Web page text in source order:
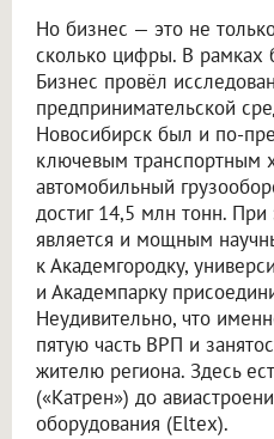
Но бизнес — это не
сколько цифры. В рамках
Бизнес провёл
предпринимательской
Новосибирск был и по-
ключевым транспортным
автомобильный
достиг 14,5 млн тонн.
является и мощным
к Академгородку,
и Академпарку
Неудивительно, что
пятую часть ВРП и
жителю региона. Здесь
(«Катрен») до
оборудования (Eltex).